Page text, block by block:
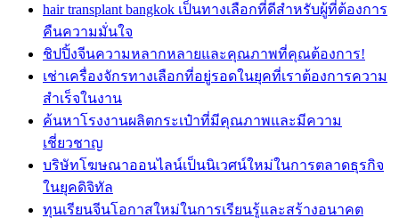
hair transplant bangkok เป็นทางเลือกที่ดีสำหรับผู้ที่ต้องการ
คืนความมั่นใจ
ชิปปิ้งจีนความหลากหลายและคุณภาพที่คุณต้องการ!
เช่าเครื่องจักรทางเลือกที่อยู่รอดในยุคที่เราต้องการความ
สำเร็จในงาน
ค้นหาโรงงานผลิตกระเป๋าที่มีคุณภาพและมีความ
เชี่ยวชาญ
บริษัทโฆษณาออนไลน์เป็นนิเวศน์ใหม่ในการตลาดธุรกิจ
ในยุคดิจิทัล
ทุนเรียนจีนโอกาสใหม่ในการเรียนรู้และสร้างอนาคต